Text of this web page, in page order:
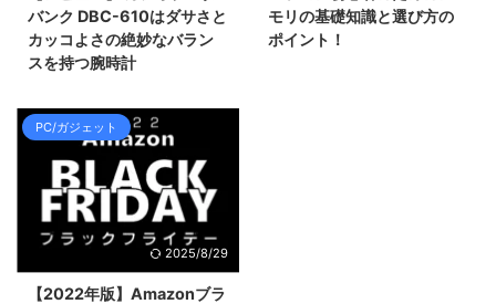
バンク DBC-610はダサさと
カッコよさの絶妙なバラン
スを持つ腕時計
モリの基礎知識と選び方の
ポイント！
PC/ガジェット
2025/8/29
【2022年版】Amazonブラ